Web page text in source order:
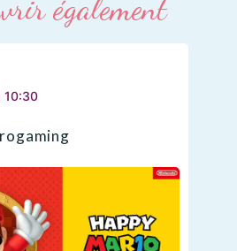
également
10:30